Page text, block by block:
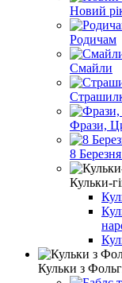
Новий
Родичам
Смайли
Фрази,
8
Кульки-
Кульки з